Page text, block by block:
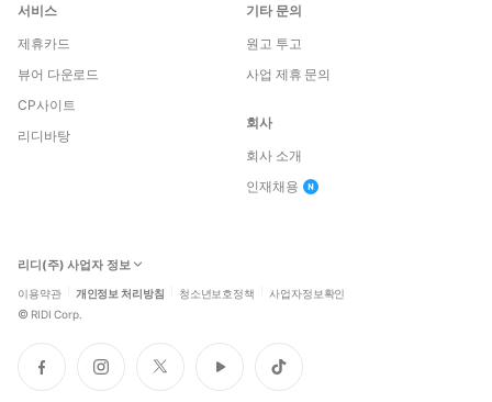
서비스
제휴카드
뷰어 다운로드
CP사이트
리디바탕
기타 문의
원고 투고
사업 제휴 문의
회사
회사 소개
인재채용
리디(주) 사업자 정보
이용약관 개인정보 처리방침 청소년보호정책 사업자정보확인
© RIDI Corp.
페
이
인
스
트
위
유
튜
틱
톡